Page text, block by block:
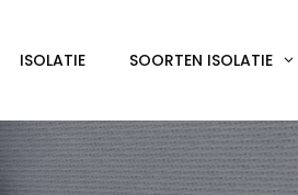
ISOLATIE SOORTEN ISOLATIE